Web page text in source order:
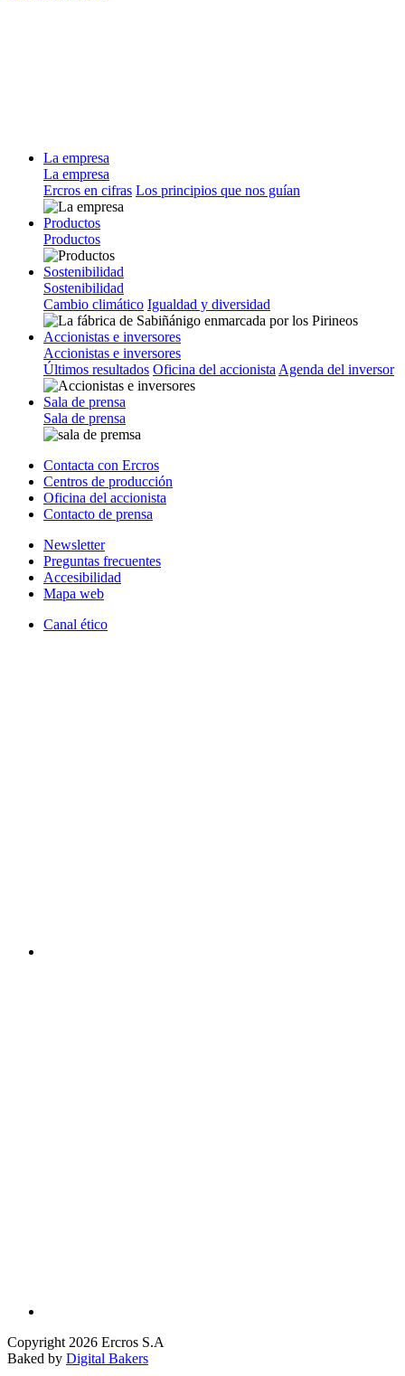
La empresa
La empresa
Ercros en cifras Los principios que nos guían
Productos
Productos
Sostenibilidad
Sostenibilidad
Cambio climático Igualdad y diversidad
Accionistas e inversores
Accionistas e inversores
Últimos resultados Oficina del accionista Agenda del inversor
Sala de prensa
Sala de prensa
Contacta con Ercros
Centros de producción
Oficina del accionista
Contacto de prensa
Newsletter
Preguntas frecuentes
Accesibilidad
Mapa web
Canal ético
Copyright 2026 Ercros S.A
Baked by Digital Bakers